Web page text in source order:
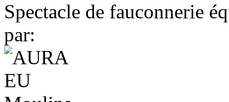
Spectacle de fauconnerie
par: